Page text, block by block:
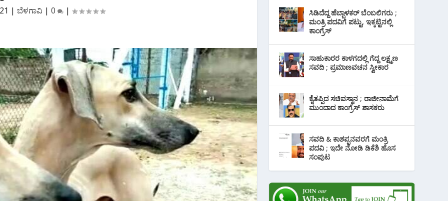
|ಬೆಳಗಾವಿ |0 |
ಸಿಡಿದೆದ್ದ ಹೆಬ್ಬಾಳಕರ್ ಬೆಂಬಲಿಗರು ;
ಮಂತ್ರಿ ಪದವಿಗೆ ‌ಪಟ್ಟು, ಇಕ್ಕಟ್ಟಿನಲ್ಲಿ
ಕಾಂಗ್ರೆಸ್
ಸಾಹುಕಾರರ ಕಾಳಗದಲ್ಲಿ ಗೆದ್ದ ಲಕ್ಷ್ಮಣ
ಸವದಿ ; ಪ್ರಮಾಣವಚನ ಸ್ವೀಕಾರ
ಕೈತಪ್ಪಿದ ಸಚಿವಸ್ಥಾನ ; ರಾಜೀನಾಮೆಗೆ
ಮುಂದಾದ ಕಾಂಗ್ರೆಸ್ ‌ಶಾಸಕರು
ಸವದಿ & ಕಾಶಪ್ಪನವರಗೆ ಮಂತ್ರಿ
ಪದವಿ ; ಇದೇ ನೋಡಿ‌ ಡಿಕೆಶಿ ಹೊಸ
ಸಂಪುಟ